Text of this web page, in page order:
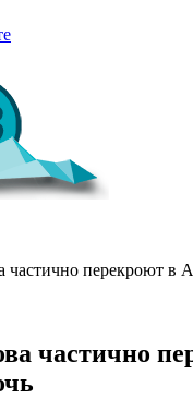
частично перекроют в
частично